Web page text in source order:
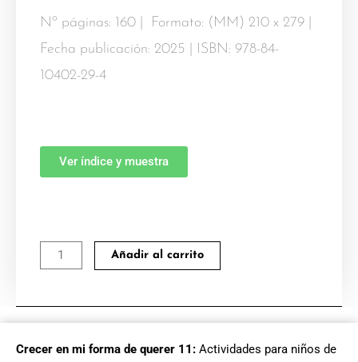
Nº páginas: 160 | Formato: (MM) 210 x 279 |
Fecha publicación: 2025 | ISBN: 978-84-
10402-29-4
Ver índice y muestra
Acompañando
el
Añadir al carrito
Crecer en mi forma de querer 11: Actividades para niños de